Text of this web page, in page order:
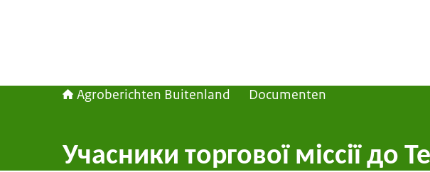
Agroberichten Buitenland Documenten
Учасники торгової міссії до